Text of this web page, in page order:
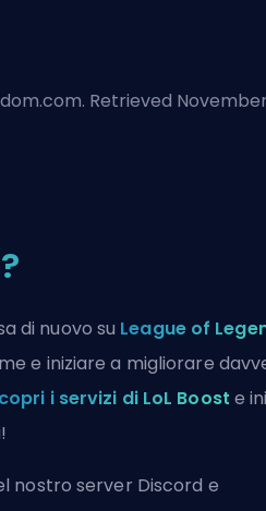
Retrieved November
?
di nuovo su League of
e iniziare a migliorare
i servizi di LoL Boost e
nostro server Discord e